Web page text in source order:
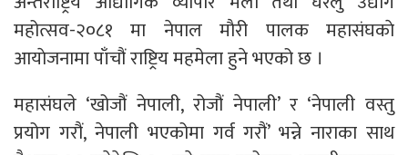
महोत्सव-२०८१ मा नेपाल माैरी पालक महासंघकाे
आयाेजनामा पाँचौं राष्ट्रिय महमेला हुने भएको छ ।
महासंघले ‘खोजौं नेपाली, रोजौं नेपाली’ र ‘नेपाली वस्तु
प्रयोग गरौं, नेपाली भएकोमा गर्व गरौं’ भन्ने नाराका साथ